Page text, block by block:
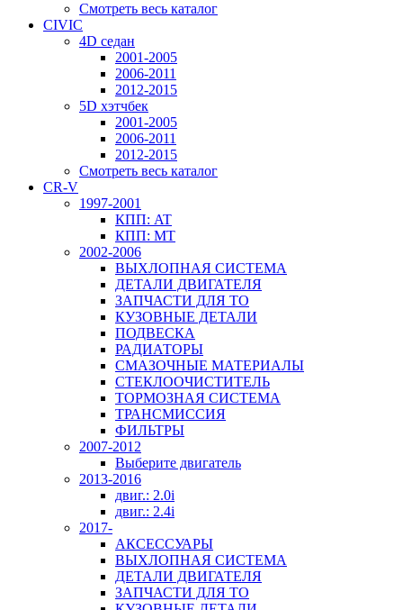
Смотреть весь каталог
CIVIC
4D седан
2001-2005
2006-2011
2012-2015
5D хэтчбек
2001-2005
2006-2011
2012-2015
Смотреть весь каталог
CR-V
1997-2001
КПП: AT
КПП: MT
2002-2006
ВЫХЛОПНАЯ СИСТЕМА
ДЕТАЛИ ДВИГАТЕЛЯ
ЗАПЧАСТИ ДЛЯ ТО
КУЗОВНЫЕ ДЕТАЛИ
ПОДВЕСКА
РАДИАТОРЫ
СМАЗОЧНЫЕ МАТЕРИАЛЫ
СТЕКЛООЧИСТИТЕЛЬ
ТОРМОЗНАЯ СИСТЕМА
ТРАНСМИССИЯ
ФИЛЬТРЫ
2007-2012
Выберите двигатель
2013-2016
двиг.: 2.0i
двиг.: 2.4i
2017-
АКСЕССУАРЫ
ВЫХЛОПНАЯ СИСТЕМА
ДЕТАЛИ ДВИГАТЕЛЯ
ЗАПЧАСТИ ДЛЯ ТО